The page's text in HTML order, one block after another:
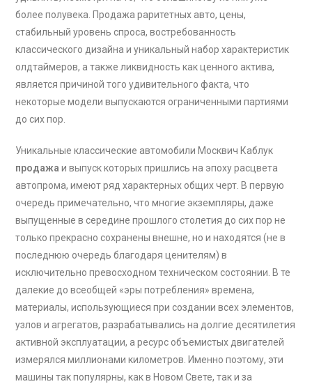
более полувека. Продажа раритетных авто, цены,
стабильный уровень спроса, востребованность
классического дизайна и уникальный набор характеристик
олдтаймеров, а также ликвидность как ценного актива,
является причиной того удивительного факта, что
некоторые модели выпускаются ограниченными партиями
до сих пор.
Уникальные классические автомобили Москвич Каблук
продажа и выпуск которых пришлись на эпоху расцвета
автопрома, имеют ряд характерных общих черт. В первую
очередь примечательно, что многие экземпляры, даже
выпущенные в середине прошлого столетия до сих пор не
только прекрасно сохранены внешне, но и находятся (не в
последнюю очередь благодаря ценителям) в
исключительно превосходном техническом состоянии. В те
далекие до всеобщей «эры потребления» времена,
материалы, использующиеся при создании всех элементов,
узлов и агрегатов, разрабатывались на долгие десятилетия
активной эксплуатации, а ресурс объемистых двигателей
измерялся миллионами километров. Именно поэтому, эти
машины так популярны, как в Новом Свете, так и за